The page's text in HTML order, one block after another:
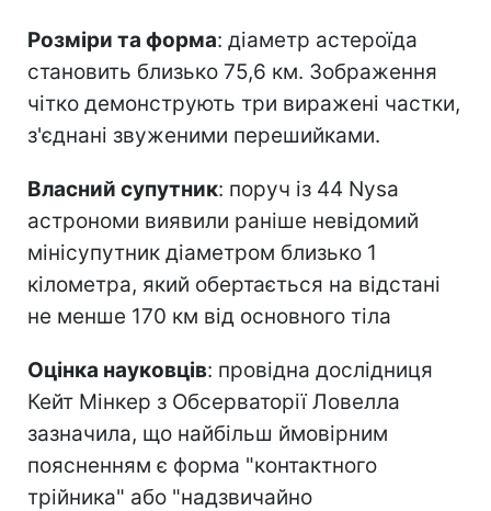
Розміри та форма: діаметр астероїда
становить близько 75,6 км. Зображення
чітко демонструють три виражені частки,
з'єднані звуженими перешийками.
Власний супутник: поруч із 44 Nysa
астрономи виявили раніше невідомий
мінісупутник діаметром близько 1
кілометра, який обертається на відстані
не менше 170 км від основного тіла
Оцінка науковців: провідна дослідниця
Кейт Мінкер з Обсерваторії Ловелла
зазначила, що найбільш ймовірним
поясненням є форма "контактного
трійника" або "надзвичайно